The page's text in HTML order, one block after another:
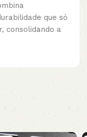
que só
consolidando a